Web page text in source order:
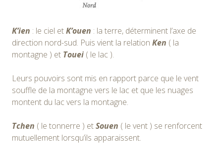
K’ien : le ciel etK’ouen : la terre, déterminent l’axe de
direction nord-sud. Puis vient la relation Ken ( la
montagne ) et Touei ( le lac ).
Leurs pouvoirs sont mis en rapport parce que le vent
souffle de la montagne vers le lac et que les nuages
montent du lac vers la montagne.
Tchen ( le tonnerre ) etSouen ( le vent ) se renforcent
mutuellement lorsqu’ils apparaissent.